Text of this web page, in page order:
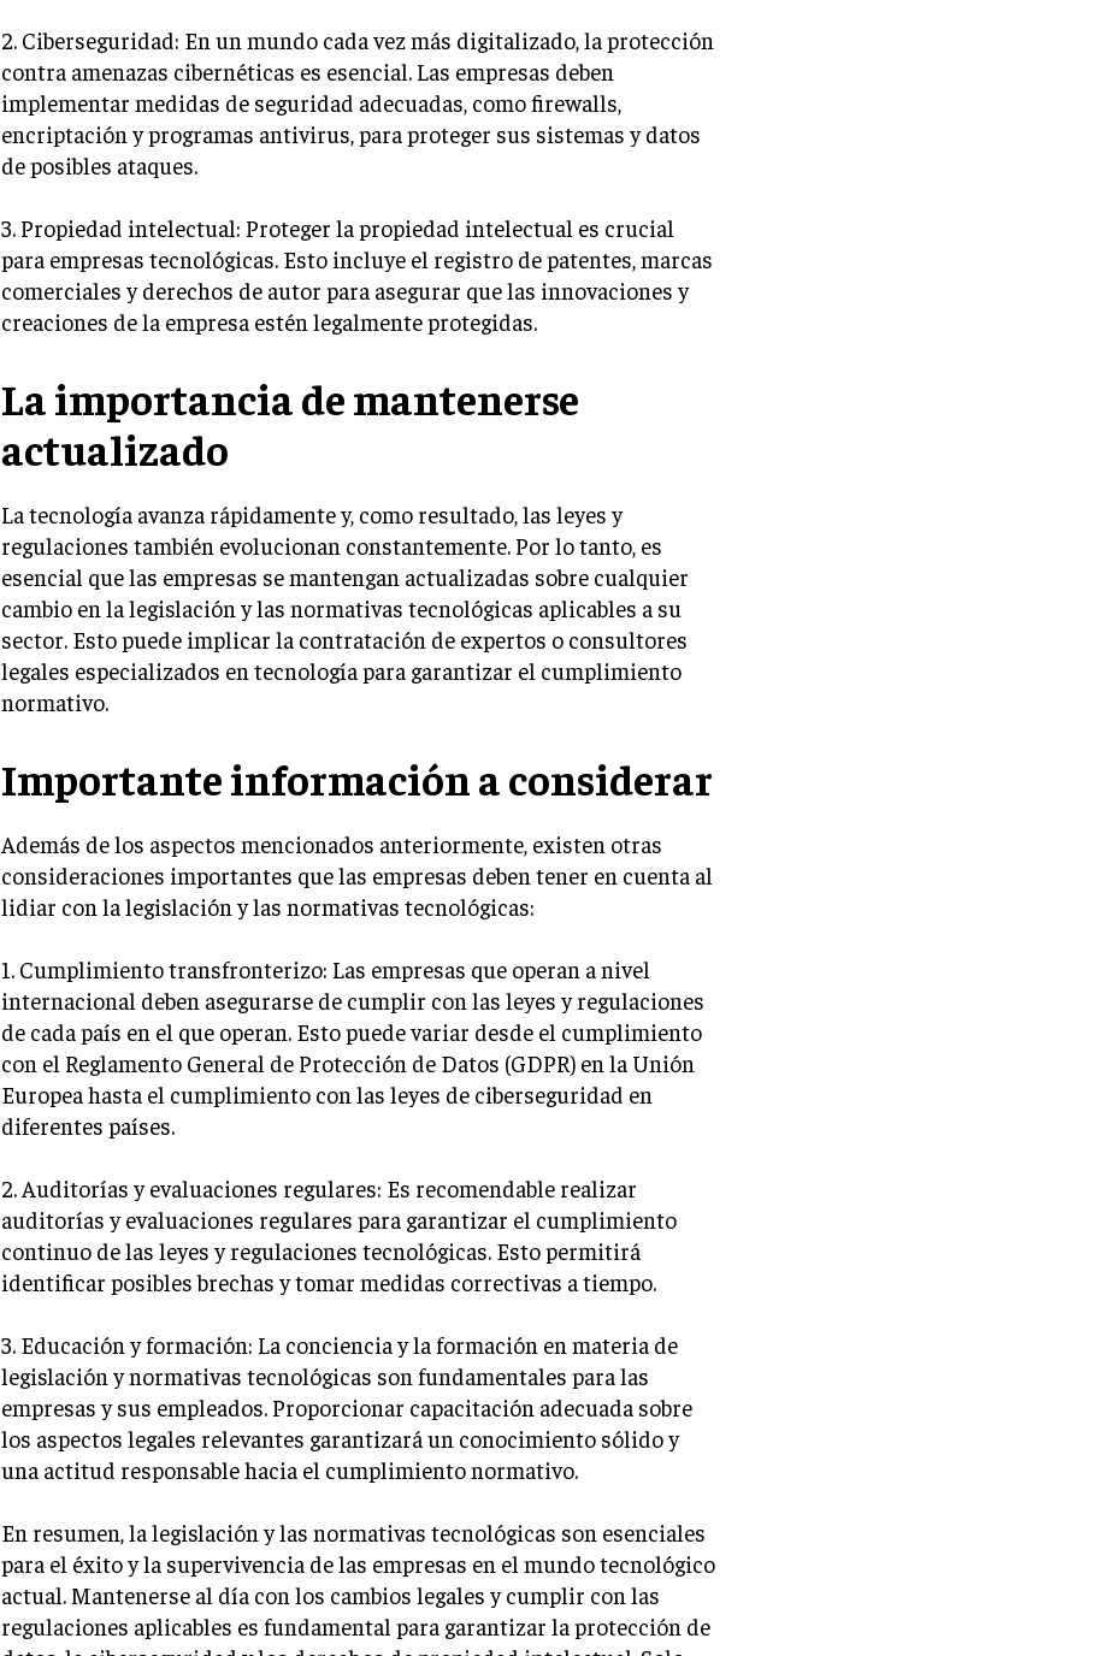
2. Ciberseguridad: En un mundo cada vez más digitalizado, la protección
contra amenazas cibernéticas es esencial. Las empresas deben
implementar medidas de seguridad adecuadas, como firewalls,
encriptación y programas antivirus, para proteger sus sistemas y datos
de posibles ataques.
3. Propiedad intelectual: Proteger la propiedad intelectual es crucial
para empresas tecnológicas. Esto incluye el registro de patentes, marcas
comerciales y derechos de autor para asegurar que las innovaciones y
creaciones de la empresa estén legalmente protegidas.
La importancia de mantenerse
actualizado
La tecnología avanza rápidamente y, como resultado, las leyes y
regulaciones también evolucionan constantemente. Por lo tanto, es
esencial que las empresas se mantengan actualizadas sobre cualquier
cambio en la legislación y las normativas tecnológicas aplicables a su
sector. Esto puede implicar la contratación de expertos o consultores
legales especializados en tecnología para garantizar el cumplimiento
normativo.
Importante información a considerar
Además de los aspectos mencionados anteriormente, existen otras
consideraciones importantes que las empresas deben tener en cuenta al
lidiar con la legislación y las normativas tecnológicas:
1. Cumplimiento transfronterizo: Las empresas que operan a nivel
internacional deben asegurarse de cumplir con las leyes y regulaciones
de cada país en el que operan. Esto puede variar desde el cumplimiento
con el Reglamento General de Protección de Datos (GDPR) en la Unión
Europea hasta el cumplimiento con las leyes de ciberseguridad en
diferentes países.
2. Auditorías y evaluaciones regulares: Es recomendable realizar
auditorías y evaluaciones regulares para garantizar el cumplimiento
continuo de las leyes y regulaciones tecnológicas. Esto permitirá
identificar posibles brechas y tomar medidas correctivas a tiempo.
3. Educación y formación: La conciencia y la formación en materia de
legislación y normativas tecnológicas son fundamentales para las
empresas y sus empleados. Proporcionar capacitación adecuada sobre
los aspectos legales relevantes garantizará un conocimiento sólido y
una actitud responsable hacia el cumplimiento normativo.
En resumen, la legislación y las normativas tecnológicas son esenciales
para el éxito y la supervivencia de las empresas en el mundo tecnológico
actual. Mantenerse al día con los cambios legales y cumplir con las
regulaciones aplicables es fundamental para garantizar la protección de